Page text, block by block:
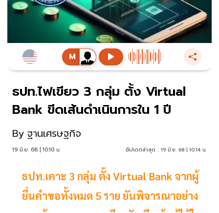
ธปท.ไฟเขียว 3 กลุ่ม ตั้ง Virtual
Bank ขีดเส้นดำเนินการใน 1 ปี
By ฐานเศรษฐกิจ
19 มิ.ย. 68 | 10:10 น. อัปเดตล่าสุด : 19 มิ.ย. 68 | 10:14 น.
ธปท.เคาะ 3 กลุ่ม ตั้ง Virtual Bank จากผู้
ยื่นคำขอทั้งหมด 5 ราย ยันพิจารณาอย่าง